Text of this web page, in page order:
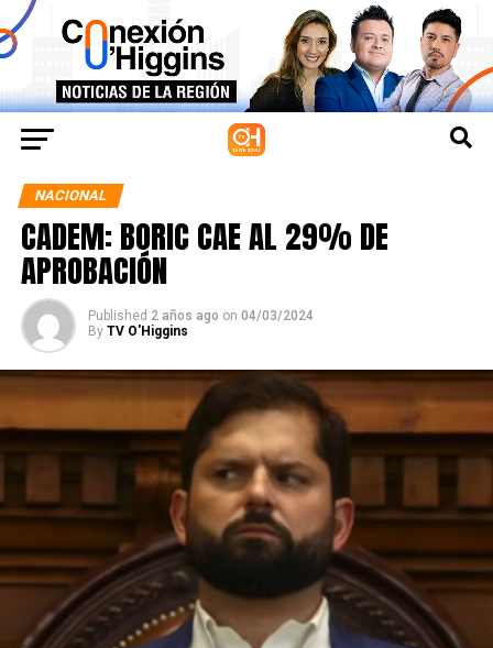
NACIONAL
CADEM: BORIC CAE AL 29% DE
APROBACIÓN
Published 2 años ago on 04/03/2024
By TV O'Higgins